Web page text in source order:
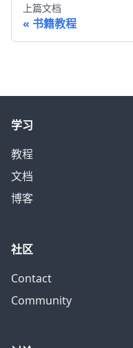
上篇文档
书籍教程
学习
教程
文档
博客
社区
Contact
Community